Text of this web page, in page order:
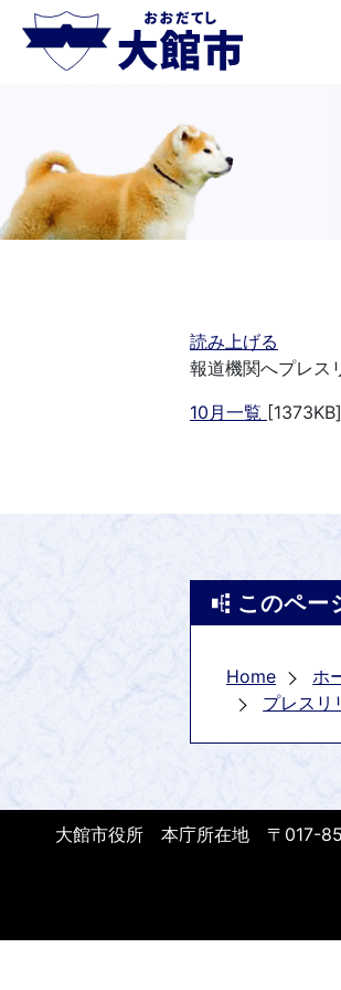
読み上げる
報道機関へプレス
10月一覧 [1373KB]
このペー
Home ホ
プレスリ
大館市役所 本庁所在地 〒017-